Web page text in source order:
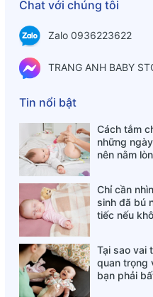
1/25, hàm lượng
tươi 100ml. Ví dụ như lượng
Đóng gói theo từng gói nhỏ
trữ an toàn vệ sinh thực
mang theo người đi làm, đi
mang thai.
Uống nóng : 1-2 lần . Pha 1
Khuấy cho bột tan đều và
Uống lạnh : 1-2 lần. Pha 1
cho bột tan đều, thêm 50ml
Chat với chúng tôi
Zalo 0936223622
TRANG ANH BABY
Tin nổi bật
Cách tắm
những
nên nằm
Chỉ cần
sinh đã bú
tiếc nếu
Tại sao vai
quan trọng
bạn phải